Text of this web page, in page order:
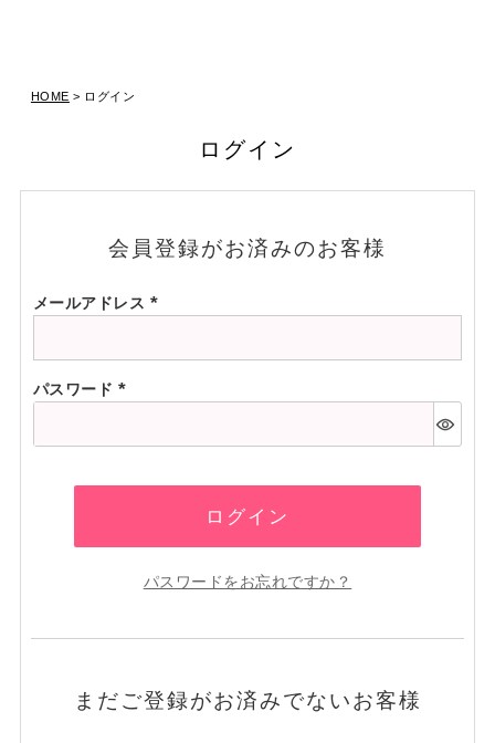
HOME ログイン
ログイン
会員登録がお済みのお客様
メールアドレス
パスワード
ログイン
パスワードをお忘れですか？
まだご登録がお済みでないお客様